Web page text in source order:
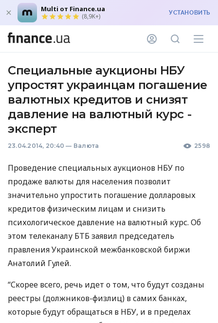
Multi от Finance.ua
(8,9K+) УСТАНОВИТЬ
Специальные аукционы НБУ
упростят украинцам погашение
валютных кредитов и снизят
давление на валютный курс -
эксперт
23.04.2014, 20:40 — Валюта 2598
Проведение специальных аукционов НБУ по
продаже валюты для населения позволит
значительно упростить погашение долларовых
кредитов физическим лицам и снизить
психологическое давление на валютный курс. Об
этом телеканалу БТБзаявил председатель
правления Украинской межбанковской биржи
Анатолий Гулей.
“Скорее всего, речь идет о том, что будут созданы
реестры (должников-физлиц) в самих банках,
которые будут обращаться в НБУ, и в пределах